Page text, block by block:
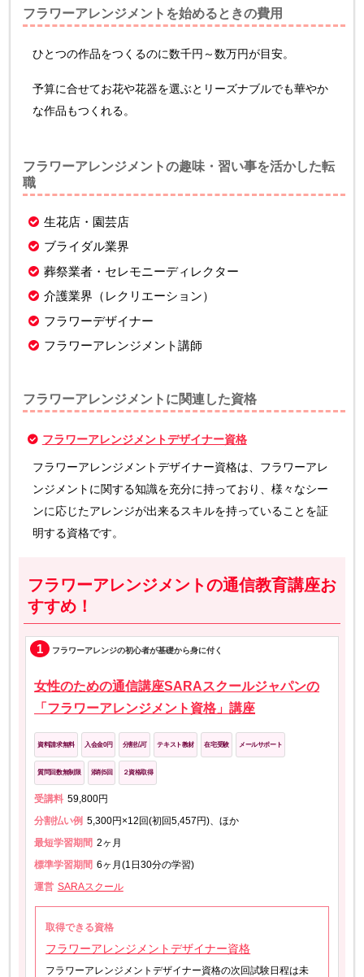
フラワーアレンジメントを始めるときの費用
ひとつの作品をつくるのに数千円～数万円が目安。
予算に合せてお花や花器を選ぶとリーズナブルでも華やか
な作品もつくれる。
フラワーアレンジメントの趣味・習い事を活かした転
職
生花店・園芸店
ブライダル業界
葬祭業者・セレモニーディレクター
介護業界（レクリエーション）
フラワーデザイナー
フラワーアレンジメント講師
フラワーアレンジメントに関連した資格
フラワーアレンジメントデザイナー資格
フラワーアレンジメントデザイナー資格は、フラワーアレ
ンジメントに関する知識を充分に持っており、様々なシー
ンに応じたアレンジが出来るスキルを持っていることを証
明する資格です。
フラワーアレンジメントの通信教育講座お
すすめ！
1 フラワーアレンジの初心者が基礎から身に付く
女性のための通信講座SARAスクールジャパンの
「フラワーアレンジメント資格」講座
資料請求無料 入会金0円 分割払可 テキスト教材 在宅受験 メールサポート
質問回数無制限 添削5回 ２資格取得
受講料 59,800円
分割払い例 5,300円×12回(初回5,457円)、ほか
最短学習期間 2ヶ月
標準学習期間 6ヶ月(1日30分の学習)
運営 SARAスクール
取得できる資格
フラワーアレンジメントデザイナー資格
フラワーアレンジメントデザイナー資格の次回試験日程は未